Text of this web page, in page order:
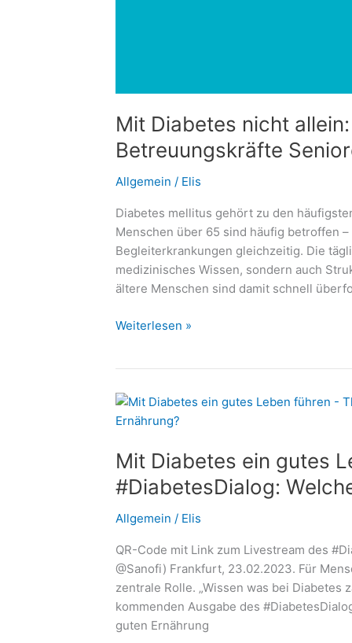
Mit Diabetes nicht
Betreuungskräfte
Allgemein / Elis
Diabetes mellitus gehört zu den
Menschen über 65 sind häufig betroffen
Begleiterkrankungen gleichzeitig. Die
medizinisches Wissen, sondern auch
ältere Menschen sind damit schnell
Mit
Wie
polnische
Senioren
sicher
begleiten
Weiterlesen »
Mit Diabetes ein gutes
#DiabetesDialog:
Allgemein / Elis
QR-Code mit Link zum Livestream des
@Sanofi) Frankfurt, 23.02.2023. Für
zentrale Rolle. „Wissen was bei Diabetes
kommenden Ausgabe des
guten Ernährung